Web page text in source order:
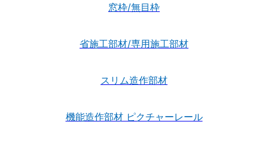
窓枠/無目枠
省施工部材/専用施工部材
スリム造作部材
機能造作部材 ピクチャーレール